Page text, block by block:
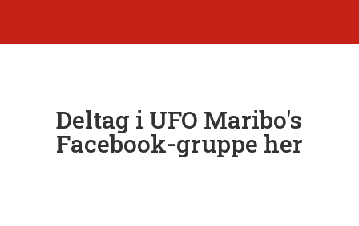
Deltag i UFO Maribo's
Facebook-gruppe her